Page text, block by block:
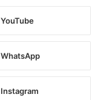
YouTube
WhatsApp
Instagram